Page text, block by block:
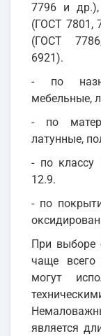
7796 и др.),
(ГОСТ 7801,
(ГОСТ
6921).
- по
мебельные,
- по
латунные,
- по классу
12.9.
- по
При выборе
чаще всего
могут
является